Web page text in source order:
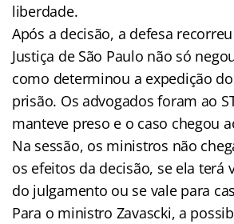
liberdade.
Após a decisão, a defesa
Justiça de São Paulo não só
como determinou a expedição
prisão. Os advogados foram ao
manteve preso e o caso chegou
Na sessão, os ministros não
os efeitos da decisão, se ela terá
do julgamento ou se vale para
Para o ministro Zavascki, a